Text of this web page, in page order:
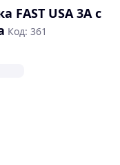
USA 3A с
Код: 361